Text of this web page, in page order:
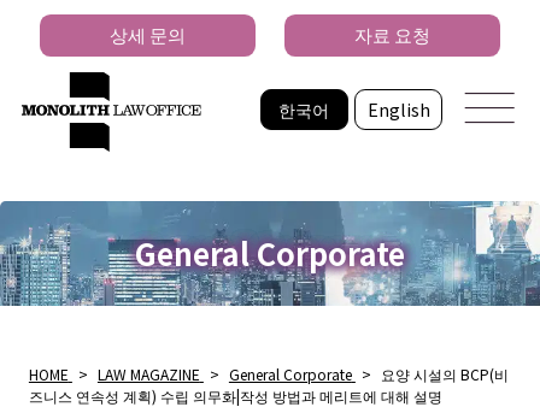
한국어 English
상세 문의 자료 요청
General Corporate
HOME > LAW MAGAZINE > General Corporate >
요양 시설의 BCP(비
즈니스 연속성 계획) 수립 의무화|작성 방법과 메리트에 대해 설명